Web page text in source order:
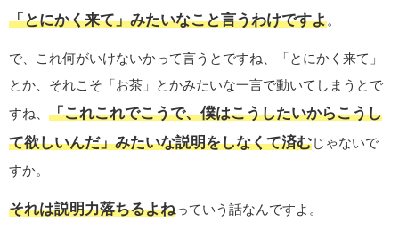
「とにかく来て」みたいなこと言うわけですよ。
で、これ何がいけないかって言うとですね、「とにかく来て」
とか、それこそ「お茶」とかみたいな一言で動いてしまうとで
すね、 「これこれでこうで、僕はこうしたいからこうし
て欲しいんだ」みたいな説明をしなくて済むじゃないで
すか。
それは説明力落ちるよねっていう話なんですよ。